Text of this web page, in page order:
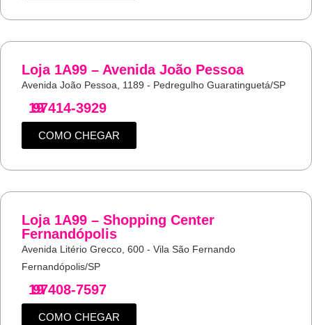
Loja 1A99 – Avenida João Pessoa
Avenida João Pessoa, 1189 - Pedregulho Guaratinguetá/SP
19
97414-3929
COMO CHEGAR
Loja 1A99 – Shopping Center
Fernandópolis
Avenida Litério Grecco, 600 - Vila São Fernando
Fernandópolis/SP
19
97408-7597
COMO CHEGAR